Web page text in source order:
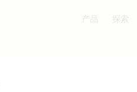
产品 探索